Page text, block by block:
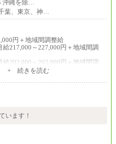
沖縄を除…
葉、東京、神…
円＋地域間調整給
217,000～227,000円＋地域間調
～202,000円＋地域間調
～235,000円
アサイトよりご確認ください。
+ 続きを読む
います！